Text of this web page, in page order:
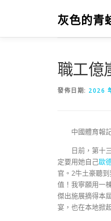
要
灰色的青
職工億
發佈日期: 2026
中國體育報
日前，第十
定要用她自己歐
官。2牛土豪聽
值！我寧願用一
傑出施展摘得本
宴，也在本地掀